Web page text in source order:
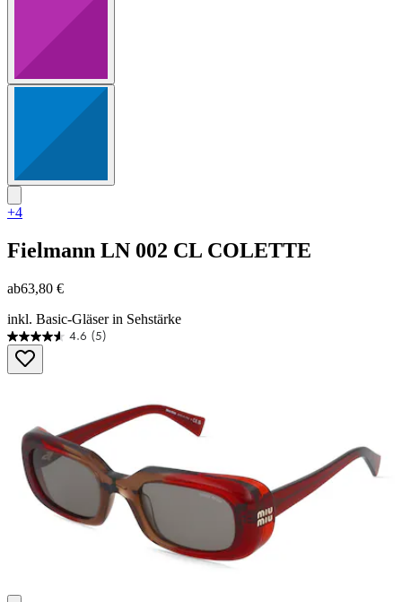
+4
Fielmann LN 002 CL COLETTE
ab63,80 €
inkl. Basic-Gläser in Sehstärke
4.6 (5)
4.6
von
5
Bewertungen